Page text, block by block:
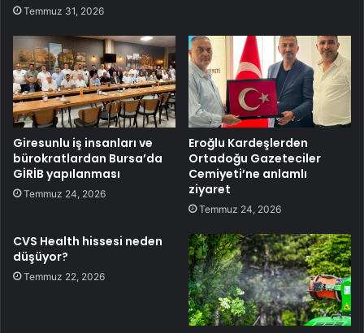
Temmuz 31, 2026
Giresunlu iş insanları ve
bürokratlardan Bursa’da
GİRİB yapılanması
Temmuz 24, 2026
Eroğlu Kardeşlerden
Ortadoğu Gazeteciler
Cemiyeti’ne anlamlı
ziyaret
Temmuz 24, 2026
CVS Health hissesi neden
düşüyor?
Temmuz 22, 2026